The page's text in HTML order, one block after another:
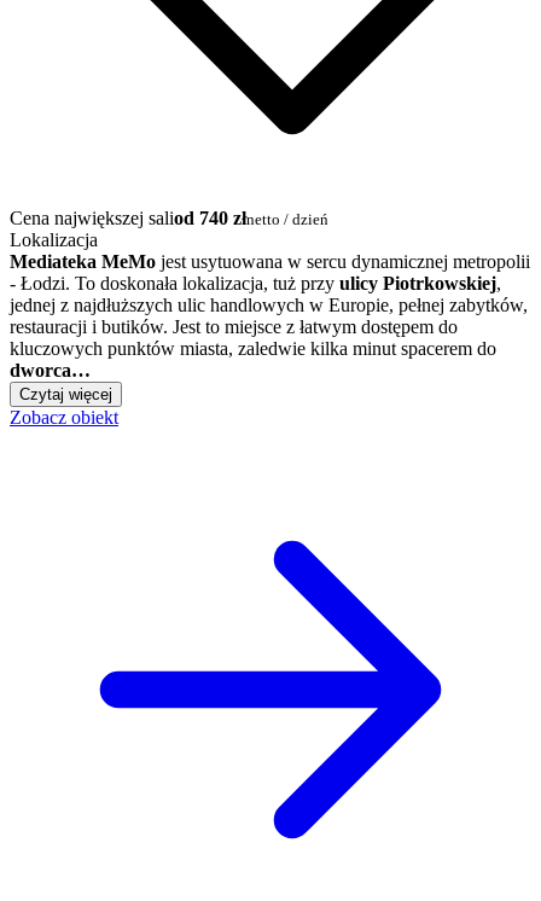
Cena największej saliod 740 złnetto / dzień
Lokalizacja
Mediateka MeMo jest usytuowana w sercu dynamicznej metropolii
- Łodzi. To doskonała lokalizacja, tuż przy ulicy Piotrkowskiej,
jednej z najdłuższych ulic handlowych w Europie, pełnej zabytków,
restauracji i butików. Jest to miejsce z łatwym dostępem do
kluczowych punktów miasta, zaledwie kilka minut spacerem do
dworca…
Czytaj więcej
Zobacz obiekt